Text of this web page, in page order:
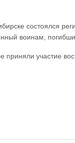
состоялся
воинам,
приняли участие